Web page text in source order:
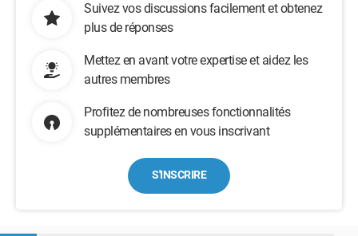
Suivez vos discussions facilement et obtenez
plus de réponses
Mettez en avant votre expertise et aidez les
autres membres
Profitez de nombreuses fonctionnalités
supplémentaires en vous inscrivant
S'INSCRIRE